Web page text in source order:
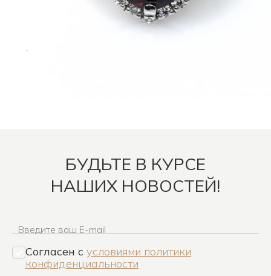
БУДЬТЕ В КУРСЕ
НАШИХ НОВОСТЕЙ!
Введите ваш E-mail
Согласен c условиями политики
конфиденциальности